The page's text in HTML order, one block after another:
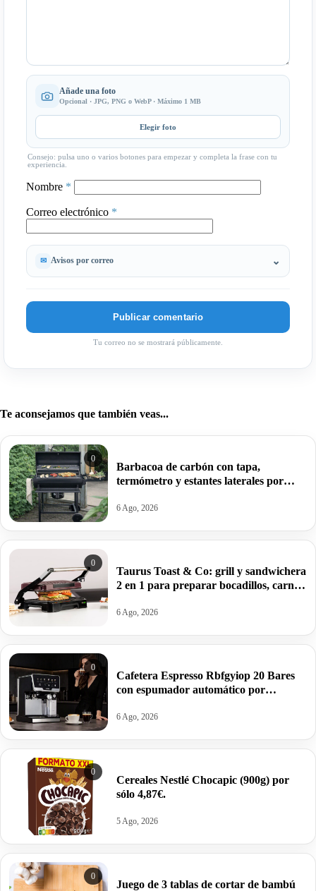
Añade una foto
Opcional · JPG, PNG o WebP · Máximo 1 MB
Elegir foto
Consejo: pulsa uno o varios botones para empezar y completa la frase con tu
experiencia.
Nombre *
Correo electrónico *
Avisos por correo
Tu correo no se mostrará públicamente.
Te aconsejamos que también veas...
0
Barbacoa de carbón con tapa,
termómetro y estantes laterales por
6 Ago, 2026
0
Taurus Toast & Co: grill y sandwichera
2 en 1 para preparar bocadillos, carnes
6 Ago, 2026
0
Cafetera Espresso Rbfgyiop 20 Bares
con espumador automático por
6 Ago, 2026
0
Cereales Nestlé Chocapic (900g) por
sólo 4,87€.
5 Ago, 2026
0
Juego de 3 tablas de cortar de bambú